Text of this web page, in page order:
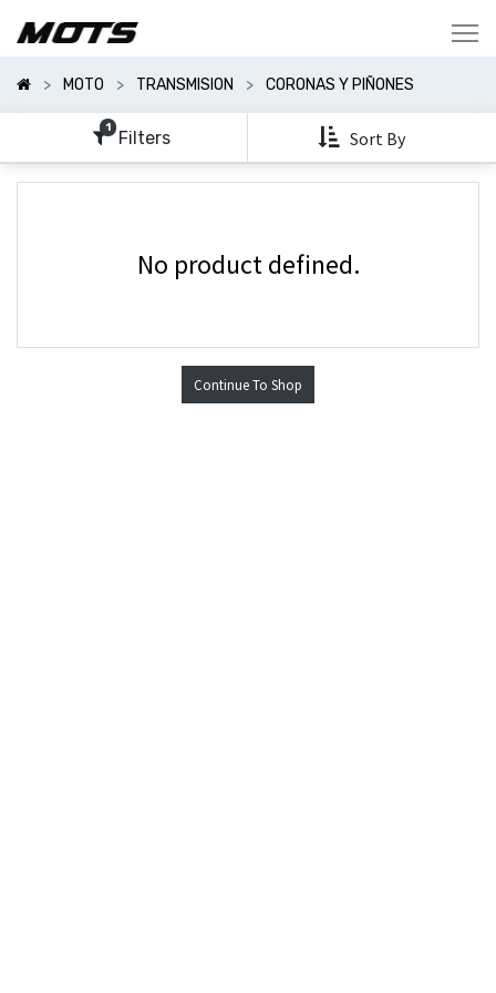
MOTO TRANSMISION CORONAS Y PIÑONES
1 Filters Sort By
Categorías
Mostrar
Opciones
No product defined.
Continue To Shop